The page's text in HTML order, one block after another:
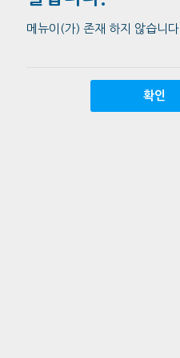
메뉴이(가) 존재 하지 않습니다.